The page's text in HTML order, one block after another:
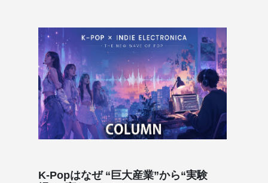
K-Popはなぜ “巨大産業”から“実験